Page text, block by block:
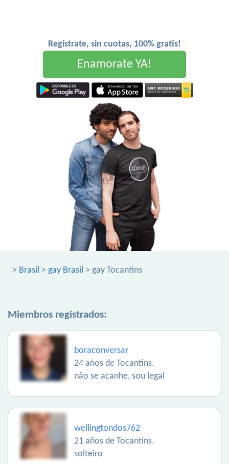
Registrate, sin cuotas, 100% gratis!
Enamorate YA!
> Brasil > gay Brasil > gay Tocantins
Miembros registrados:
boraconversar
24 años de Tocantins.
não se acanhe, sou legal
wellingtondos762
21 años de Tocantins.
solteiro